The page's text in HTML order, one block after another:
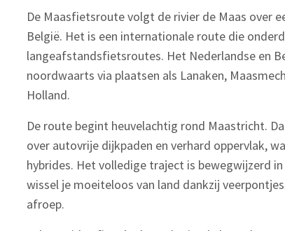
De Maasfietsroute volgt de rivier de Maas over
België. Het is een internationale route die
langeafstandsfietsroutes. Het Nederlandse en
noordwaarts via plaatsen als Lanaken,
Holland.
De route begint heuvelachtig rond Maastricht.
over autovrije dijkpaden en verhard oppervlak,
hybrides. Het volledige traject is bewegwijzerd
wissel je moeiteloos van land dankzij
afroep.